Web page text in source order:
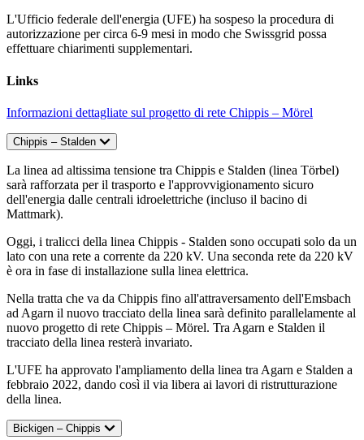
L'Ufficio federale dell'energia (UFE) ha sospeso la procedura di
autorizzazione per circa 6-9 mesi in modo che Swissgrid possa
effettuare chiarimenti supplementari.
Links
Informazioni dettagliate sul progetto di rete Chippis – Mörel
Chippis – Stalden
La linea ad altissima tensione tra Chippis e Stalden (linea Törbel)
sarà rafforzata per il trasporto e l'approvvigionamento sicuro
dell'energia dalle centrali idroelettriche (incluso il bacino di
Mattmark).
Oggi, i tralicci della linea Chippis - Stalden sono occupati solo da un
lato con una rete a corrente da 220 kV. Una seconda rete da 220 kV
è ora in fase di installazione sulla linea elettrica.
Nella tratta che va da Chippis fino all'attraversamento dell'Emsbach
ad Agarn il nuovo tracciato della linea sarà definito parallelamente al
nuovo progetto di rete Chippis – Mörel. Tra Agarn e Stalden il
tracciato della linea resterà invariato.
L'UFE ha approvato l'ampliamento della linea tra Agarn e Stalden a
febbraio 2022, dando così il via libera ai lavori di ristrutturazione
della linea.
Bickigen – Chippis